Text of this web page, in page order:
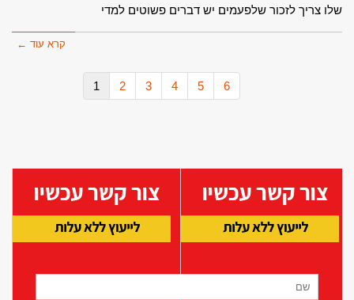
שלו צריך לזכור שלפעמים יש דברים פשוטים למדי
קרא עוד ←
1 2 3 4 5 6